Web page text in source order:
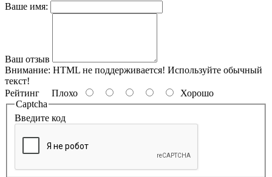
Ваше имя:
Ваш отзыв
Внимание: HTML не поддерживается! Используйте обычный
текст!
Рейтинг Плохо
Хорошо
Captcha
Введите код